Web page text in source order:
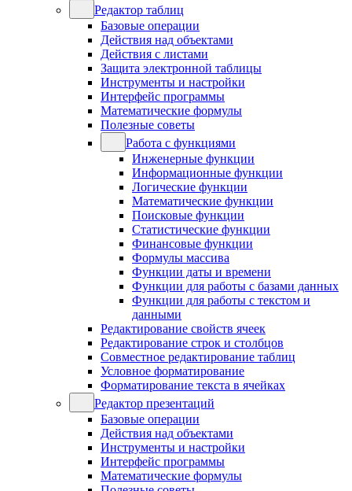
Редактор таблиц
Базовые операции
Действия над объектами
Действия с листами
Защита электронной таблицы
Инструменты и настройки
Интерфейс программы
Математические формулы
Полезные советы
Работа с функциями
Инженерные функции
Информационные функции
Логические функции
Математические функции
Поисковые функции
Статистические функции
Финансовые функции
Формулы массива
Функции даты и времени
Функции для работы с базами данных
Функции для работы с текстом и
данными
Редактирование свойств ячеек
Редактирование строк и столбцов
Совместное редактирование таблиц
Условное форматирование
Форматирование текста в ячейках
Редактор презентаций
Базовые операции
Действия над объектами
Инструменты и настройки
Интерфейс программы
Математические формулы